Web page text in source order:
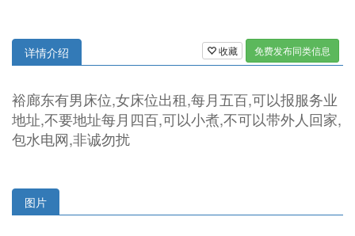
收藏 免费发布同类信息
详情介绍
裕廊东有男床位,女床位出租,每月五百,可以报服务业
地址,不要地址每月四百,可以小煮,不可以带外人回家,
包水电网,非诚勿扰
图片